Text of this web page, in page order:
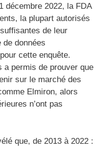
décembre 2022, la FDA
la plupart autorisés
de leur
données
cette enquête.
a permis de prouver que
sur le marché des
Elmiron, alors
n’ont pas
que, de 2013 à 2022 :